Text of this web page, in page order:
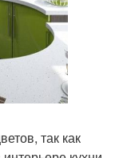
так как